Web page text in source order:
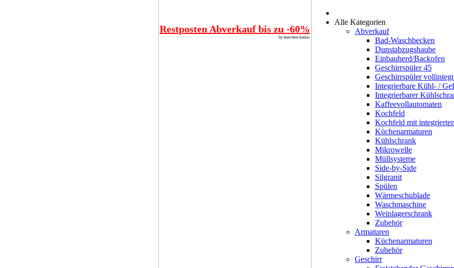
Restposten Abverkauf bis zu -60%
by kuechen-kutzer
Alle Kategorien
Abverkauf
Bad-Waschbecken
Dunstabzugshaube
Einbauherd/Backofen
Geschirrspüler 45
Geschirrspüler
Integrierbare Kühl- /
Integrierbarer
Kaffeevollautomaten
Kochfeld
Kochfeld mit
Küchenarmaturen
Kühlschrank
Mikrowelle
Müllsysteme
Side-by-Side
Silgranit
Spülen
Wärmeschublade
Waschmaschine
Weinlagerschrank
Zubehör
Armaturen
Küchenarmaturen
Zubehör
Geschirr